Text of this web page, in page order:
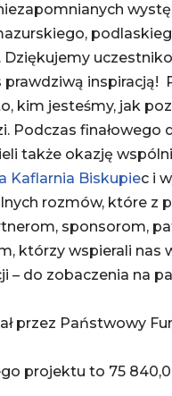
Dziękujemy
prawdziwą
kim jesteśmy, jak
Podczas
także okazję
Kaflarnia Biskupiec i
rozmów, które z
sponsorom,
którzy wspierali nas
– do zobaczenia na
przez Państwowy
projektu to 75